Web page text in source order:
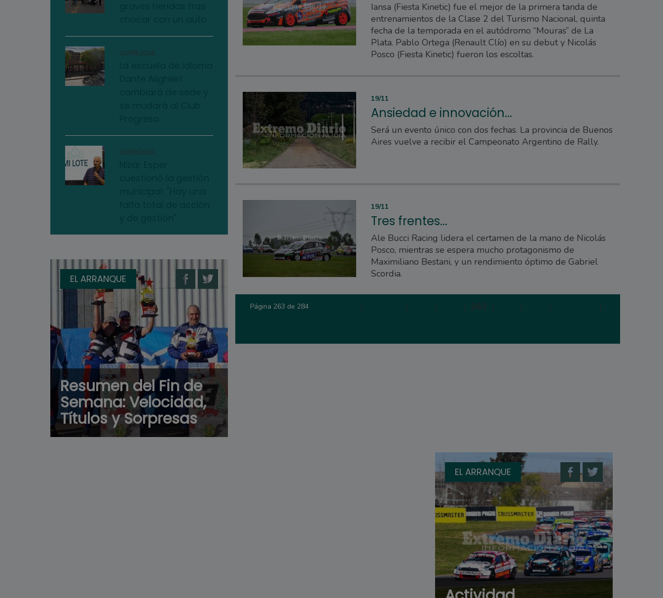
03/08/2026
03/08/2026
EL ARRANQUE
Resumen del Fin de
Semana: Velocidad,
Títulos y Sorpresas
Iansa (Fiesta Kinetic) fue el mejor de la primera tanda de
entrenamientos de la Clase 2 del Turismo Nacional, quinta
fecha de la temporada en el autódromo “Mouras” de La
Plata. Pablo Ortega (Renault Clío) en su debut y Nicolás
Posco (Fiesta Kinetic) fueron los escoltas.
19/11
Ansiedad e innovación...
Será un evento único con dos fechas. La provincia de Buenos
Aires vuelve a recibir el Campeonato Argentino de Rally.
19/11
Tres frentes...
Ale Bucci Racing lidera el certamen de la mano de Nicolás
Posco, mientras se espera mucho protagonismo de
Maximiliano Bestani, y un rendimiento óptimo de Gabriel
Scordia.
Página 263 de 284 | | | | 263 | | | |
EL ARRANQUE